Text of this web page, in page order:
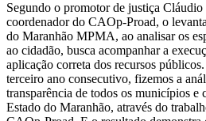
Segundo o promotor de justiça
coordenador do CAOp-Proad, o
do Maranhão MPMA, ao analisar os
ao cidadão, busca acompanhar a
aplicação correta dos recursos
terceiro ano consecutivo, fizemos a
transparência de todos os municípios e
Estado do Maranhão, através do